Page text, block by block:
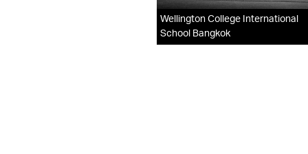
Wellington College International
School Bangkok